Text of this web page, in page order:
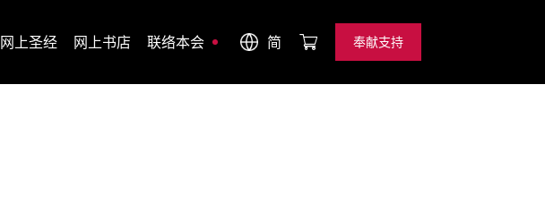
网上圣经 网上书店 联络本会 简
奉献支持
奉献支持